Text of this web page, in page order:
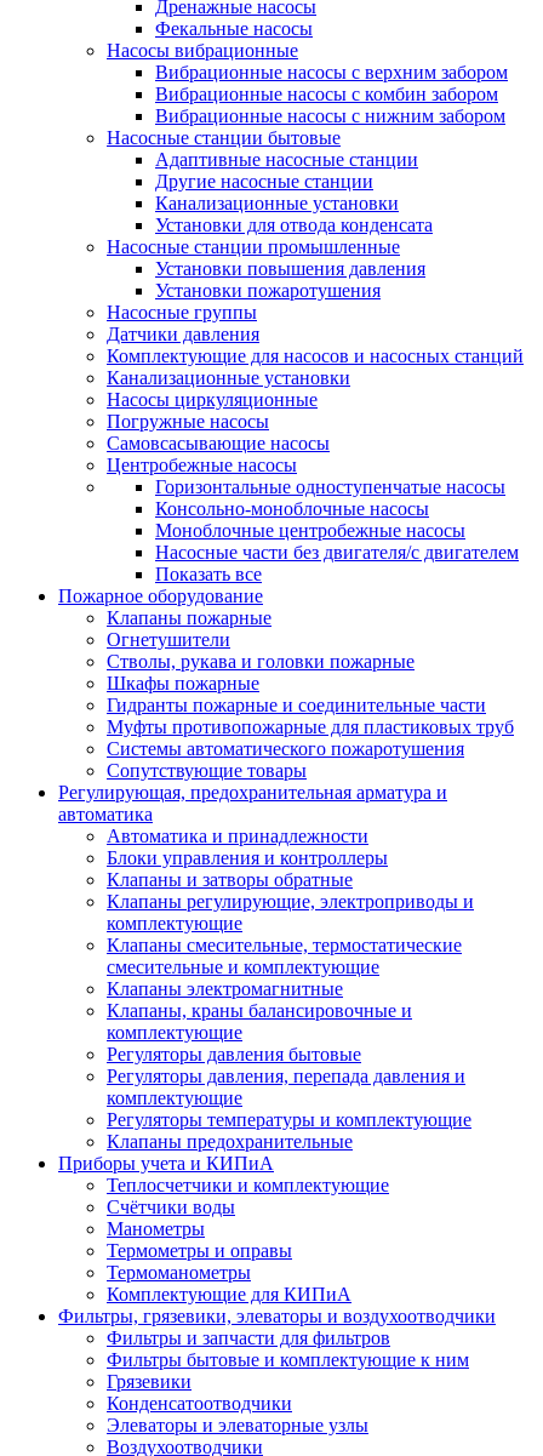
Дренажные насосы
Фекальные насосы
Насосы вибрационные
Вибрационные насосы с верхним забором
Вибрационные насосы с комбин забором
Вибрационные насосы с нижним забором
Насосные станции бытовые
Адаптивные насосные станции
Другие насосные станции
Канализационные установки
Установки для отвода конденсата
Насосные станции промышленные
Установки повышения давления
Установки пожаротушения
Насосные группы
Датчики давления
Комплектующие для насосов и насосных станций
Канализационные установки
Насосы циркуляционные
Погружные насосы
Самовсасывающие насосы
Центробежные насосы
Горизонтальные одноступенчатые насосы
Консольно-моноблочные насосы
Моноблочные центробежные насосы
Насосные части без двигателя/с двигателем
Показать все
Пожарное оборудование
Клапаны пожарные
Огнетушители
Стволы, рукава и головки пожарные
Шкафы пожарные
Гидранты пожарные и соединительные части
Муфты противопожарные для пластиковых труб
Системы автоматического пожаротушения
Сопутствующие товары
Регулирующая, предохранительная арматура и
автоматика
Автоматика и принадлежности
Блоки управления и контроллеры
Клапаны и затворы обратные
Клапаны регулирующие, электроприводы и
комплектующие
Клапаны смесительные, термостатические
смесительные и комплектующие
Клапаны электромагнитные
Клапаны, краны балансировочные и
комплектующие
Регуляторы давления бытовые
Регуляторы давления, перепада давления и
комплектующие
Регуляторы температуры и комплектующие
Клапаны предохранительные
Приборы учета и КИПиА
Теплосчетчики и комплектующие
Счётчики воды
Манометры
Термометры и оправы
Термоманометры
Комплектующие для КИПиА
Фильтры, грязевики, элеваторы и воздухоотводчики
Фильтры и запчасти для фильтров
Фильтры бытовые и комплектующие к ним
Грязевики
Конденсатоотводчики
Элеваторы и элеваторные узлы
Воздухоотводчики